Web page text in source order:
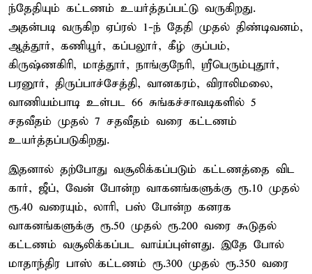
ந்தேதியும் கட்டணம் உயர்த்தப்பட்டு வருகிறது.
அதன்படி வருகிற ஏப்ரல் 1-ந் தேதி முதல் திண்டிவனம்,
ஆத்தூர், கணியூர், கப்பலூர், கீழ் குப்பம்,
கிருஷ்ணகிரி, மாத்தூர், நாங்குநேரி, ஸ்ரீபெரும்புதூர்,
பரனூர், திருப்பாச்சேத்தி, வானகரம், விராலிமலை,
வாணியம்பாடி உள்பட 66 சுங்கச்சாவடிகளில் 5
சதவீதம் முதல் 7 சதவீதம் வரை கட்டணம்
உயர்த்தப்படுகிறது.
இதனால் தற்போது வசூலிக்கப்படும் கட்டணத்தை விட
கார், ஜீப், வேன் போன்ற வாகனங்களுக்கு ரூ.10 முதல்
ரூ.40 வரையும், லாரி, பஸ் போன்ற கனரக
வாகனங்களுக்கு ரூ.50 முதல் ரூ.200 வரை கூடுதல்
கட்டணம் வசூலிக்கப்பட வாய்ப்புள்ளது. இதே போல்
மாதாந்திர பாஸ் கட்டணம் ரூ.300 முதல் ரூ.350 வரை